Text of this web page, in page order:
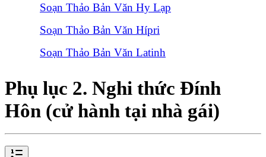
Soạn Thảo Bản Văn Hy Lạp
Soạn Thảo Bản Văn Hípri
Soạn Thảo Bản Văn Latinh
Phụ lục 2. Nghi thức Đính
Hôn (cử hành tại nhà gái)